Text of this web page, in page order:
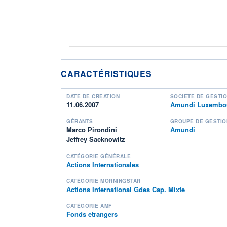
CARACTÉRISTIQUES
DATE DE CRÉATION
11.06.2007
SOCIÉTÉ DE
Amundi
GÉRANTS
Marco Pirondini
Jeffrey Sacknowitz
GROUPE DE
Amundi
CATÉGORIE GÉNÉRALE
Actions Internationales
CATÉGORIE MORNINGSTAR
Actions International Gdes Cap. Mixte
CATÉGORIE AMF
Fonds etrangers